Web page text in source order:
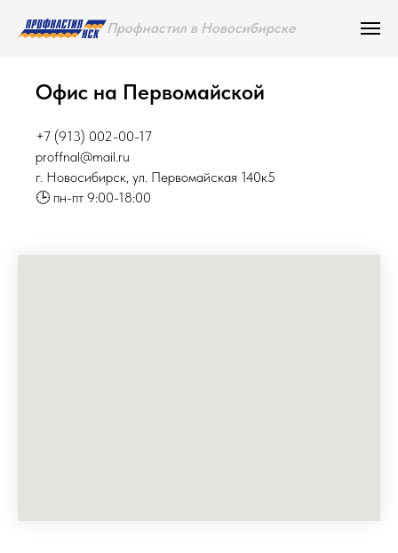
Профнастил в Новосибирске
Офис на Первомайской
+7 (913) 002-00-17
proffnal@mail.ru
г. Новосибирск, ул. Первомайская 140к5
🕒 пн-пт 9:00-18:00